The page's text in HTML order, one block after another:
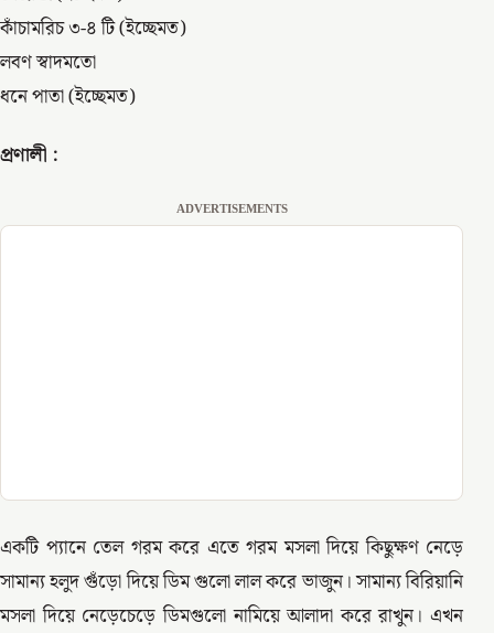
কাঁচামরিচ ৩-৪ টি (ইচ্ছেমত)
লবণ স্বাদমতো
ধনে পাতা (ইচ্ছেমত)
প্রণালী :
ADVERTISEMENTS
একটি প্যানে তেল গরম করে এতে গরম মসলা দিয়ে কিছুক্ষণ নেড়ে
সামান্য হলুদ গুঁড়ো দিয়ে ডিম গুলো লাল করে ভাজুন। সামান্য বিরিয়ানি
মসলা দিয়ে নেড়েচেড়ে ডিমগুলো নামিয়ে আলাদা করে রাখুন। এখন